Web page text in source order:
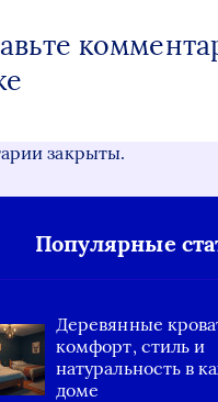
закрыты.
Популярные
Деревянные
комфорт, стиль и
натуральность в
доме